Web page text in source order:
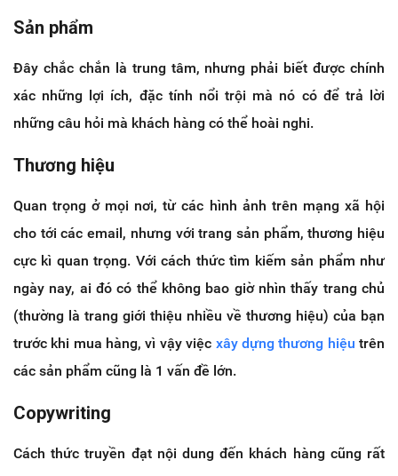
Sản phẩm
Đây chắc chắn là trung tâm, nhưng phải biết được chính
xác những lợi ích, đặc tính nổi trội mà nó có để trả lời
những câu hỏi mà khách hàng có thể hoài nghi.
Thương hiệu
Quan trọng ở mọi nơi, từ các hình ảnh trên mạng xã hội
cho tới các email, nhưng với trang sản phẩm, thương hiệu
cực kì quan trọng. Với cách thức tìm kiếm sản phẩm như
ngày nay, ai đó có thể không bao giờ nhìn thấy trang chủ
(thường là trang giới thiệu nhiều về thương hiệu) của bạn
trước khi mua hàng, vì vậy việc xây dựng thương hiệu trên
các sản phẩm cũng là 1 vấn đề lớn.
Copywriting
Cách thức truyền đạt nội dung đến khách hàng cũng rất